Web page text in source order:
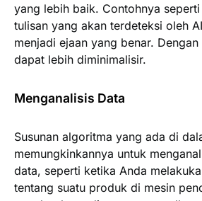
yang lebih baik. Contohnya
tulisan yang akan terdeteksi oleh
menjadi ejaan yang benar.
dapat lebih diminimalisir.
Menganalisis Data
Susunan algoritma yang ada di
memungkinkannya untuk
data, seperti ketika Anda
tentang suatu produk di mesin